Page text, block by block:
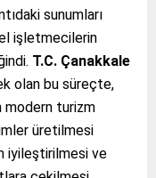
sunumları
işletmecilerin
T.C. Çanakkale
olan bu süreçte,
modern turizm
üretilmesi
iyileştirilmesi ve